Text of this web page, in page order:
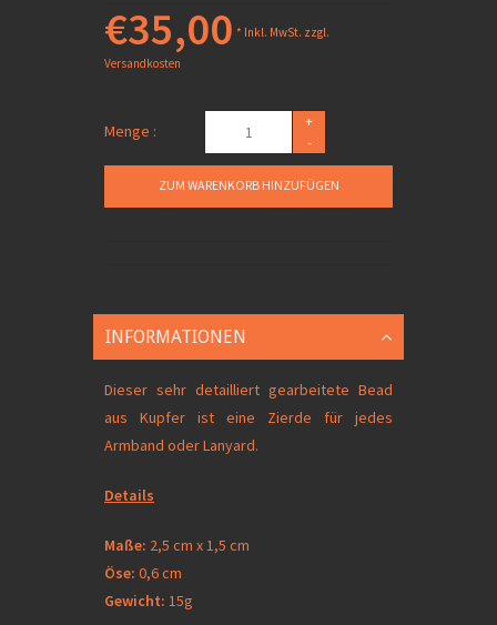
€35,00 * Inkl. MwSt. zzgl.
Versandkosten
Menge :
+
-
ZUM WARENKORB HINZUFÜGEN
INFORMATIONEN
Dieser sehr detailliert gearbeitete Bead
aus Kupfer ist eine Zierde für jedes
Armband oder Lanyard.
Details
Maße: 2,5 cm x 1,5 cm
Öse: 0,6 cm
Gewicht: 15g